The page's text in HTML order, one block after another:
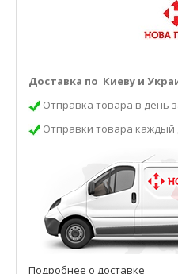
Доставка по Киеву и
Отправка товара в день
Отправки товара каждый
Подробнее о доставке